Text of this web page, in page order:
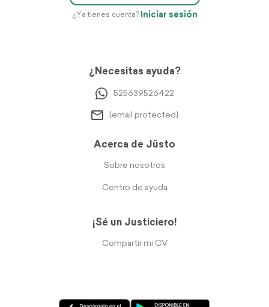
¿Ya tienes cuenta? Iniciar sesión
¿Necesitas ayuda?
525639526422
[email protected]
Acerca de Jüsto
Sobre nosotros
Centro de ayuda
¡Sé un Justiciero!
Compartir mi CV